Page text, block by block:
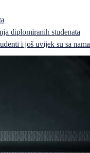
diplomiranih studenata
i još uvijek su sa nama